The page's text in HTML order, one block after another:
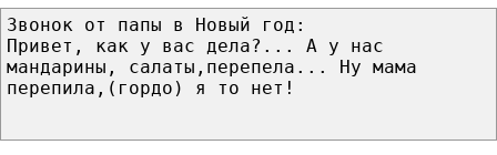
Звонок от папы в Новый год:
Привет, как у вас дела?... А у нас
мандарины, салаты,перепела... Ну мама
перепила,(гордо) я то нет!